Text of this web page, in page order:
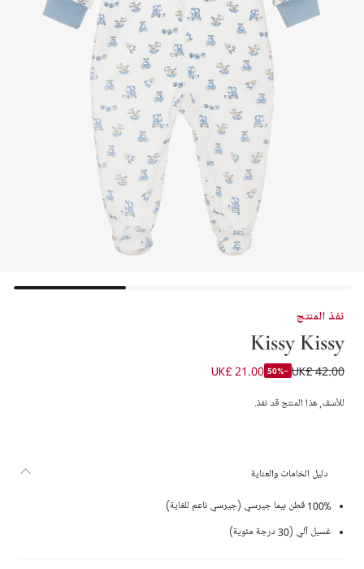
نفذ المنتج
Kissy Kissy
أفارول بيبي غرو قطن بيما لون أزرق وأبيض للأولاد الرضع
UK£ 42.00
-50%
UK£ 21.00
للأسف, هذا المنتج قد نفذ.
دليل الخامات والعناية
100% قطن بيما جيرسي (جيرسي ناعم للغاية)
غسيل آلي (30 درجة مئوية)